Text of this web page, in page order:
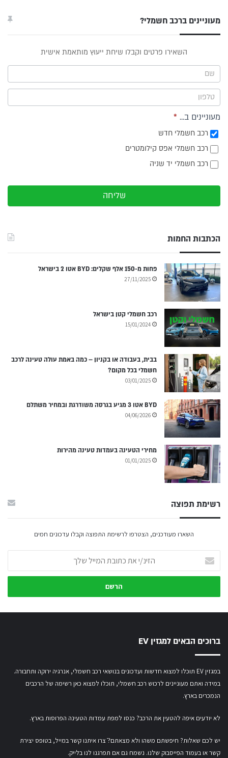
מעוניינים ברכב חשמלי?
תפריט
צד
השאירו פרטים וקבלו שיחת ייעוץ מותאמת אישית
מעוניינים ב... *
רכב חשמלי חדש
רכב חשמלי אפס קילומטרים
רכב חשמלי יד שניה
שליחה
הכתבות החמות
פחות מ-150 אלף שקלים: BYD אטו 2 בישראל
27/11/2025
רכב חשמלי קטן בישראל
15/01/2024
בבית, בעבודה או בקניון – כמה באמת עולה טעינה לרכב
חשמלי בכל מקום?
03/01/2025
BYD אטו 3 מגיע בגרסה משודרגת ובמחיר משתלם
04/06/2026
מחירי הטעינה בעמדות טעינה מהירות
01/01/2025
רשימת תפוצה
השארו מעודכנים, הצטרפו לרשימת התפוצה וקבלו עדכונים חמים
את
כתובת
שלך
ברוכים הבאים למגזין EV
במגזין EV תוכלו למצוא חדשות ועדכונים בנושאי רכב חשמלי, אנרגיה ירוקה ותחבורה.
במידה ואתם מעוניינים לרכוש רכב חשמלי, תוכלו למצוא כאן רשימה של הרכבים
הנמכרים בארץ.
לא יודעים איפה להטעין את הרכב? כנסו למפת עמדות הטעינה הפרוסות בארץ.
יש לכם שאלות? חיפשתם משהו ולא מצאתם?ֿ צרו איתנו קשר במייל, בטופס יצירת
קשראובעמוד הפייסבוק שלנו. נשמח גם אם תפרגנו לנו בלייק.